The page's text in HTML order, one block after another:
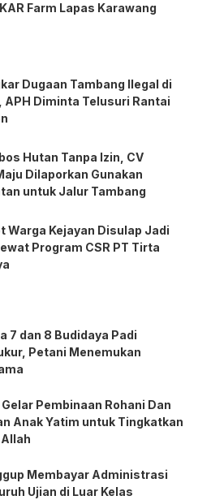
Farm Lapas Karawang
Dugaan Tambang Ilegal di
APH Diminta Telusuri Rantai
Hutan Tanpa Izin, CV
Dilaporkan Gunakan
untuk Jalur Tambang
Warga Kejayan Disulap Jadi
Program CSR PT Tirta
7 dan 8 Budidaya Padi
Petani Menemukan
Pembinaan Rohani Dan
Anak Yatim untuk Tingkatkan
Membayar Administrasi
Ujian di Luar Kelas